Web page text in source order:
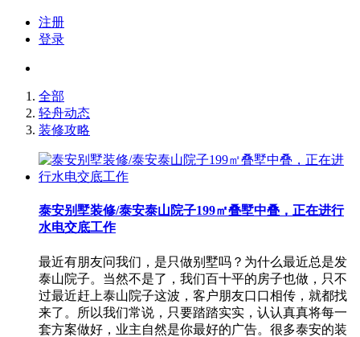
注册
登录
全部
轻舟动态
装修攻略
泰安别墅装修/泰安泰山院子199㎡叠墅中叠，正在进行
水电交底工作
最近有朋友问我们，是只做别墅吗？为什么最近总是发
泰山院子。当然不是了，我们百十平的房子也做，只不
过最近赶上泰山院子这波，客户朋友口口相传，就都找
来了。所以我们常说，只要踏踏实实，认认真真将每一
套方案做好，业主自然是你最好的广告。很多泰安的装